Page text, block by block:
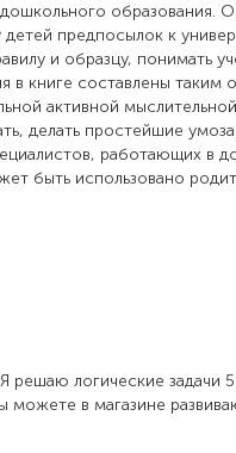
образования.
предпосылок к
и образцу, понимать
в книге составлены таким
активной
делать простейшие
работающих в
быть использовано
Я решаю логические задачи
можете в магазине